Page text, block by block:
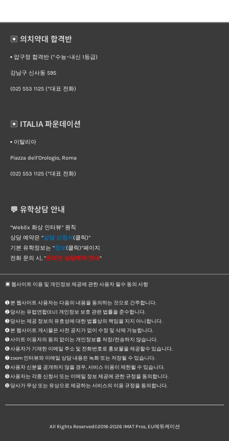
▣ 의치약대 합격반
▪︎ 압구정 합격반 (*수능･내신 1등급)
강남구 신사동 595
(02) 553 1125 (*대표 전화)
▣ ITALIA 파운데이션
▪︎ 이탈리아
Piazza dell’Orologio, Roma
(02) 553 1125 (*대표 전화)
💬 유학상담 안내
“WebEx 화상 인터뷰” 원칙
상담 예약은 “상담 신청서(클릭)”
기본 유학정보는 “정보(클릭)”페이지
전화 문의 시, “온라인 상담예약 안내“
▣ 웹사이트 이용 및 개인정보 제공에 관한 사용자 필수 동의 사항
➊ 본 웹사이트 사용자는 다음의 내용을 동의하는 것으로 간주합니다.
➋ 당사는 유럽연합(EU) 개인정보 보호 관련 법률을 준수합니다.
➌ 당사는 제공 정보의 유효성에 대한 법률상의 책임을 지지 아니합니다.
➍ 본 웹사이트 게시물은 사전 공지가 없이 수정 및 삭제 가능합니다.
➎ 사이트 이용자의 동의 없이는 개인정보를 저장/전송하지 않습니다.
➏ 사용자가 기재한 이메일 주소 및 전화번호로 홍보물을 제공할수 있습니다.
➐ zoom 인터뷰와 이메일 상담 내용은 녹화 또는 저장될 수 있습니다.
➑ 사용자 신분을 공개하지 않을 경우, 서비스 이용이 제한될 수 있습니다.
➒ 사용자는 각종 신청서 또는 이메일 정보 제공에 관한 규정을 동의합니다.
➓ 당사가 무상 또는 유상으로 제공하는 서비스의 이용 규정을 동의합니다.
All Rights Reserved©2016-2026 IMAT Pros, EU메듀케이션